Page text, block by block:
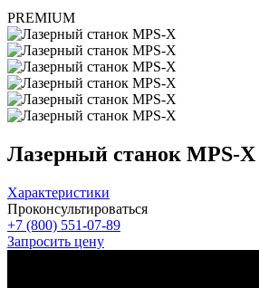
PREMIUM
Лазерный станок MPS-X
Характеристики
Проконсультироваться
+7 (800) 551-07-89
Запросить цену